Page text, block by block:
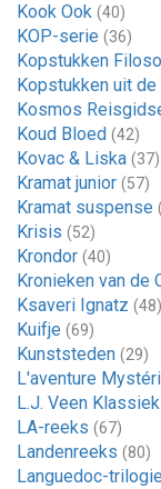
Kook Ook (40)
KOP-serie (36)
Kopstukken
Kopstukken uit
Kosmos
Koud Bloed (42)
Kovac & Liska (37)
Kramat junior (57)
Kramat suspense
Krisis (52)
Krondor (40)
Kronieken van de
Ksaveri Ignatz (48)
Kuifje (69)
Kunststeden (29)
L'aventure
L.J. Veen Klassiek
LA-reeks (67)
Landenreeks (80)
Languedoc-trilogie